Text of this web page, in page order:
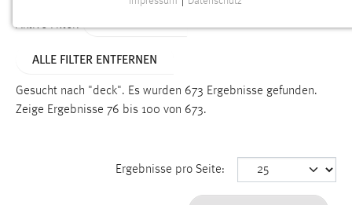
Aktive Filter:
ALLE FILTER ENTFERNEN
Gesucht nach "deck". Es wurden 673 Ergebnisse gefunden.
Zeige Ergebnisse 76 bis 100 von 673.
Ergebnisse pro Seite:
Funktionen und sind für die einwandfreie Funktion der
Einverständnis
cookie_consent